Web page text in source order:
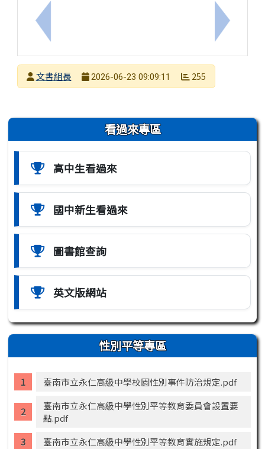
上一筆：公告本校永仁高中115年第3季飲用水檢驗報
下一筆：
發布者
文書組長
2026-06-23 09:09:11 255
左邊區域內容 看過來專區
高中生看過來
國中新生看過來
圖書館查詢
英文版網站
性別平等專區
臺南市立永仁高級中學校園性別事件防治規定.pdf
臺南市立永仁高級中學性別平等教育委員會設置要
點.pdf
臺南市立永仁高級中學性別平等教育實施規定.pdf